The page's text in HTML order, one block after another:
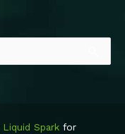
Liquid Sparkfor